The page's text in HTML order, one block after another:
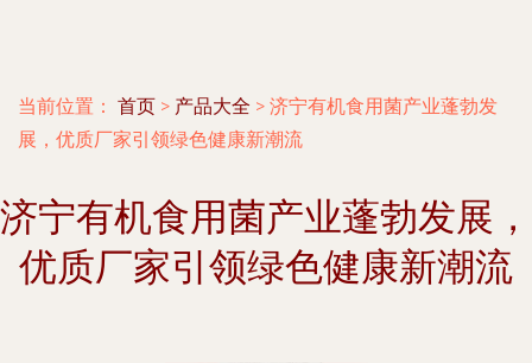
当前位置： 首页 > 产品大全 > 济宁有机食用菌产业蓬勃发
展，优质厂家引领绿色健康新潮流
济宁有机食用菌产业蓬勃发展，
优质厂家引领绿色健康新潮流